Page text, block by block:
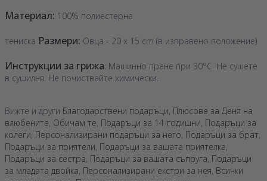
Материал: 100% полиестерна
тениска Размери: Овца - 20 x 15 cm (в изправено положение)
Инструкции за грижа: Машинно пране при 30°C. Не сушете
в сушилня. Не почиствайте химически.
Вижте и други Благодарствени подаръци, Плюсове за Деня на
влюбените, Обичам те, Подаръци за 14-годишни, Подаръци за
колеги, Персонализирани подаръци за него, Подаръци за брат,
Подаръци за приятели, Подаръци за вашата приятелка,
Подаръци за сестра, Подаръци за вашата съпруга, Подаръци
за младата двойка, Персонализирани екстри за нея, Всички